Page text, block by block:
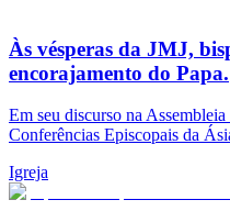
Às vésperas da JMJ,
encorajamento do Papa.
Em seu discurso na
Conferências Episcopais da
Igreja